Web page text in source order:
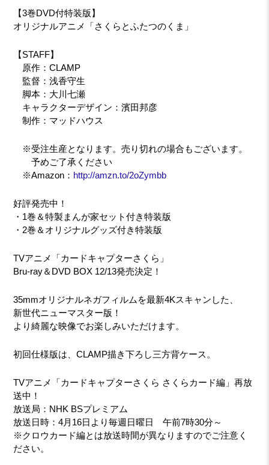
【3巻DVD付特装版】
オリジナルアニメ「さくらとふたつのくま」
【STAFF】
原作：CLAMP
監督：浅香守生
脚本：大川七瀬
キャラクターデザイン：濱田邦彦
制作：マッドハウス
※受注生産となります。売り切れの場合もございます。
予めご了承ください
※Amazon： http://amzn.to/2oZymbb
好評発売中！
・1巻＆特製まんが家セット付き特装版
・2巻＆オリジナルグッズ付き特装版
TVアニメ「カードキャプターさくら」
Bru-ray＆DVD BOX 12/13発売決定！
35mmオリジナルネガフィルムを最新4Kスキャンした、
新世代ニューマスター版！
より綺麗な映像でお楽しみいただけます。
初回仕様版は、CLAMP描き下ろし三方背ケース。
TVアニメ「カードキャプターさくら さくらカード編」再放
送中！
放送局：NHK BSプレミアム
放送日時：4月16日より毎週日曜日 午前7時30分～
※クロウカード編とは放送時間が異なりますのでご注意く
ださい。